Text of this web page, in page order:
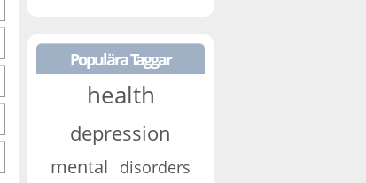
Populära Taggar
health
depression
mental disorders